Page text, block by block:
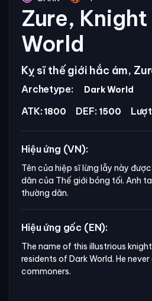
Zure,
World
Kỵ sĩ thế giới hắc ám,
Archetype: Dark World
ATK: 1800 DEF: 1500
Hiệu ứng (VN):
Tên của hiệp sĩ lừng lẫy này
dân của Thế giới bóng tối. Anh
thường dân.
Hiệu ứng gốc (EN):
The name of this illustrious
residents of Dark World. He
commoners.